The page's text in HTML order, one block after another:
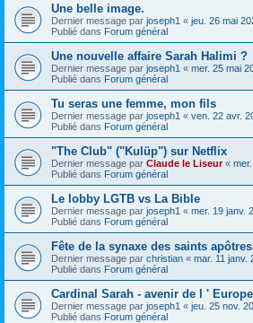
Une belle image.
Dernier message par joseph1 « jeu. 26 mai
Publié dans Forum général
Une nouvelle affaire Sarah Halimi ?
Dernier message par joseph1 « mer. 25 mai
Publié dans Forum général
Tu seras une femme, mon fils
Dernier message par joseph1 « ven. 22 avr.
Publié dans Forum général
"The Club" ("Kulüp") sur Netflix
Dernier message par Claude le Liseur«
Publié dans Forum général
Le lobby LGTB vs La Bible
Dernier message par joseph1 « mer. 19 janv.
Publié dans Forum général
Fête de la synaxe des saints
Dernier message par christian « mar. 11 janv.
Publié dans Forum général
Cardinal Sarah - avenir de l '
Dernier message par joseph1 « jeu. 25 nov.
Publié dans Forum général